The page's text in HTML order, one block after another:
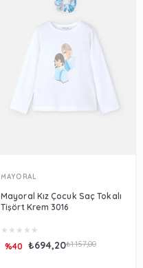
MAYORAL
Mayoral Kız Çocuk Saç Tokalı
Tişört Krem 3016
★ ★ ★ ★ ★
₺694,20₺1.157,00
%40